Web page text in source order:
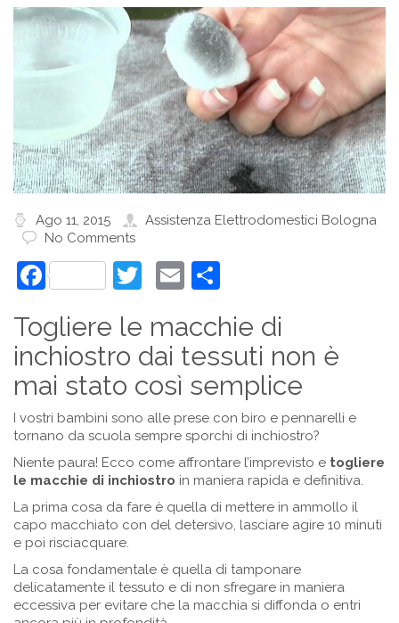
Ago 11, 2015
Assistenza Elettrodomestici Bologna
No Comments
FacebookTwitter
Email
Togliere le macchie di
inchiostro dai tessuti non è
mai stato così semplice
I vostri bambini sono alle prese con biro e pennarelli e
tornano da scuola sempre sporchi di inchiostro?
Niente paura! Ecco come affrontare l’imprevisto e togliere
le macchie di inchiostro in maniera rapida e definitiva.
La prima cosa da fare è quella di mettere in ammollo il
capo macchiato con del detersivo, lasciare agire 10 minuti
e poi risciacquare.
La cosa fondamentale è quella di tamponare
delicatamente il tessuto e di non sfregare in maniera
eccessiva per evitare che la macchia si diffonda o entri